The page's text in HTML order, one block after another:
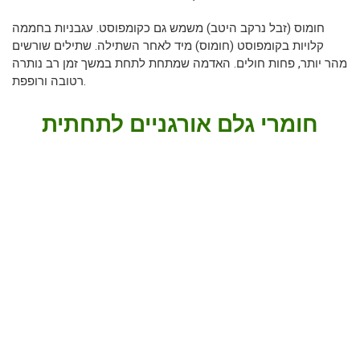
חומוס (זבל נרקב היטב) משמש גם כקומפוסט. עגבניות בחממה
קלויות בקומפוסט (חומוס) מיד לאחר השתילה. שתילים שורשים
מהר יותר, פחות חולים. האדמה שמתחת לתחת במשך זמן רב נותרה
רטובה ורופפת.
חומרי גלם אורגניים לתחתית